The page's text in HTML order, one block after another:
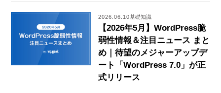
2026.06.10基礎知識
【2026年5月】WordPress脆
弱性情報＆注目ニュース まと
め｜待望のメジャーアップデ
ート「WordPress 7.0」が正
式リリース